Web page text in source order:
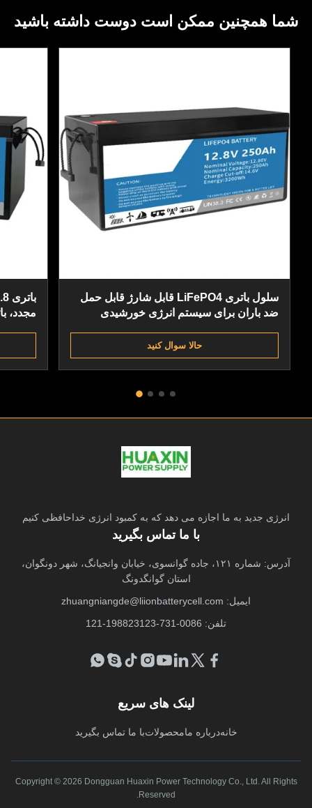
شما همچنین ممکن است دوست داشته باشید
سلول باتری LiFePO4 قابل شارژ قابل حمل
ضد باران برای سیستم انرژی خورشیدی
حالا سوال کنيد
مجدد،
انرژی جدید به ما اجازه می دهد که به کمبود انرژی خداحافظی کنیم
با ما تماس بگیرید
آدرس: شماره ۱۲۱، جاده گوانسوی، خیابان وانجیانگ، شهر دونگوان،
استان گوانگدونگ
ایمیل: zhuangniangde@liionbatterycell.com
تلفن: 0086-731-198823123-121
لینک های سریع
خانهدرباره مامحصولاتبا ما تماس بگیرید
Copyright © 2026 Dongguan Huaxin Power Technology Co., Ltd. All Rights
Reserved.